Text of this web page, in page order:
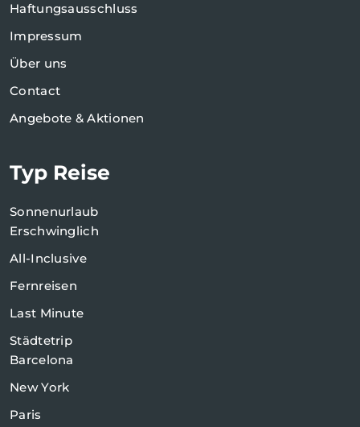
Haftungsausschluss
Impressum
Über uns
Contact
Angebote & Aktionen
Typ Reise
Sonnenurlaub
Erschwinglich
All-Inclusive
Fernreisen
Last Minute
Städtetrip
Barcelona
New York
Paris